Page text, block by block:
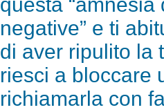
negative” e ti
di aver ripulito la
riesci a bloccare
richiamarla con